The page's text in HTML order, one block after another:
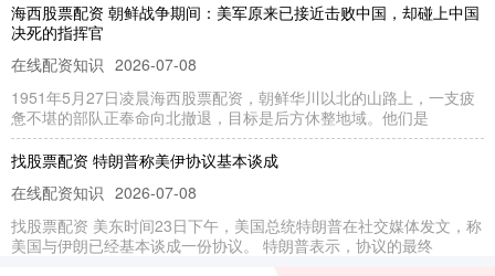
海西股票配资 朝鲜战争期间：美军原来已接近击败中国，却碰上中国
决死的指挥官
在线配资知识 2026-07-08
1951年5月27日凌晨海西股票配资，朝鲜华川以北的山路上，一支疲
惫不堪的部队正奉命向北撤退，目标是后方休整地域。他们是
找股票配资 特朗普称美伊协议基本谈成
在线配资知识 2026-07-08
找股票配资 美东时间23日下午，美国总统特朗普在社交媒体发文，称
美国与伊朗已经基本谈成一份协议。 特朗普表示，协议的最终